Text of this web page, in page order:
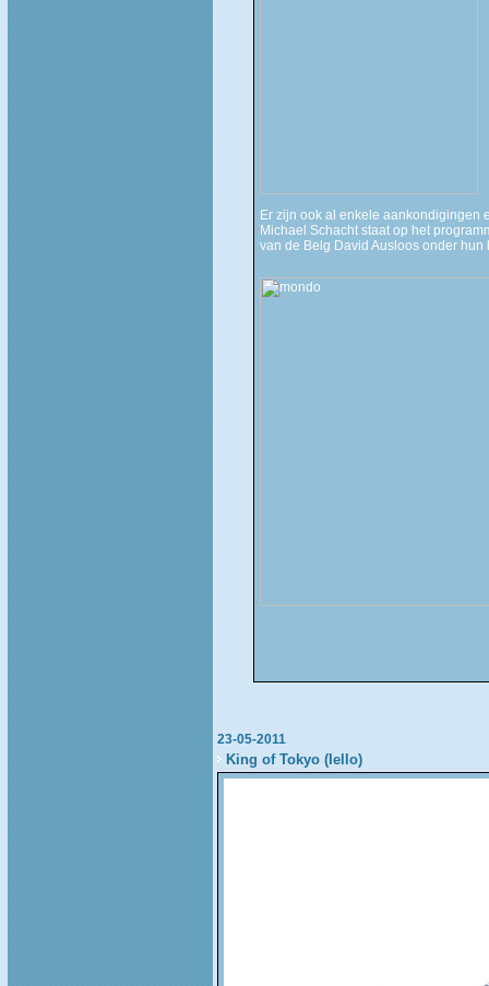
Er zijn ook al enkele aankondigingen
Michael Schacht staat op het
van de Belg David Ausloos onder
23-05-2011
King of Tokyo (Iello)